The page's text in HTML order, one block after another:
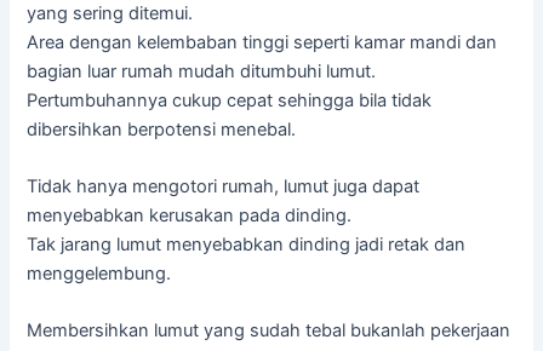
yang sering ditemui.
Area dengan kelembaban tinggi seperti kamar mandi dan
bagian luar rumah mudah ditumbuhi lumut.
Pertumbuhannya cukup cepat sehingga bila tidak
dibersihkan berpotensi menebal.
Tidak hanya mengotori rumah, lumut juga dapat
menyebabkan kerusakan pada dinding.
Tak jarang lumut menyebabkan dinding jadi retak dan
menggelembung.
Membersihkan lumut yang sudah tebal bukanlah pekerjaan